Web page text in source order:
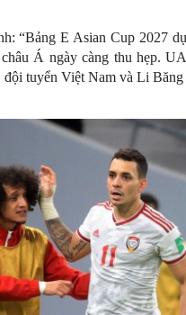
“Bảng E Asian Cup 2027
Á ngày càng thu hẹp.
tuyển Việt Nam và Li Băng